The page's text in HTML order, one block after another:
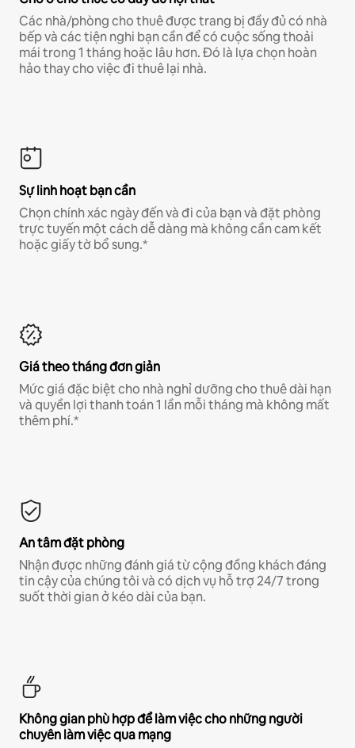
Các nhà/phòng cho thuê được trang bị đầy đủ có nhà
bếp và các tiện nghi bạn cần để có cuộc sống thoải
mái trong 1 tháng hoặc lâu hơn. Đó là lựa chọn hoàn
hảo thay cho việc đi thuê lại nhà.
Sự linh hoạt bạn cần
Chọn chính xác ngày đến và đi của bạn và đặt phòng
trực tuyến một cách dễ dàng mà không cần cam kết
hoặc giấy tờ bổ sung.*
Giá theo tháng đơn giản
Mức giá đặc biệt cho nhà nghỉ dưỡng cho thuê dài hạn
và quyền lợi thanh toán 1 lần mỗi tháng mà không mất
thêm phí.*
An tâm đặt phòng
Nhận được những đánh giá từ cộng đồng khách đáng
tin cậy của chúng tôi và có dịch vụ hỗ trợ 24/7 trong
suốt thời gian ở kéo dài của bạn.
Không gian phù hợp để làm việc cho những người
chuyên làm việc qua mạng